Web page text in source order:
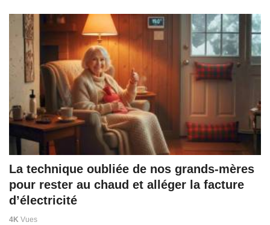
La technique oubliée de nos grands-mères
pour rester au chaud et alléger la facture
d’électricité
4K Vues